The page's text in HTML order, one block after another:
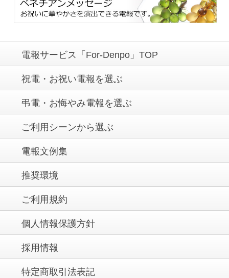
電報サービス「For-Denpo」TOP
祝電・お祝い電報を選ぶ
弔電・お悔やみ電報を選ぶ
ご利用シーンから選ぶ
電報文例集
推奨環境
ご利用規約
個人情報保護方針
採用情報
特定商取引法表記